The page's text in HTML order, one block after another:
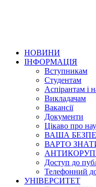
НОВИНИ
ІНФОРМАЦІЯ
Вступникам
Студентам
Аспірантам і
Викладачам
Вакансії
Документи
Цікаво про
ВАША
ВАРТО
Доступ до
Телефонний
УНІВЕРСИТЕТ